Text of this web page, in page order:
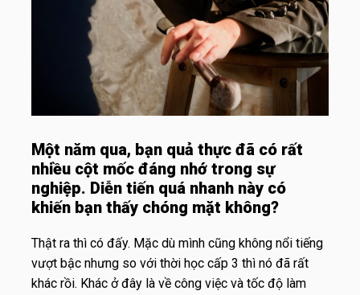
Một năm qua, bạn quả thực đã có rất
nhiều cột mốc đáng nhớ trong sự
nghiệp. Diễn tiến quá nhanh này có
khiến bạn thấy chóng mặt không?
Thật ra thì có đấy. Mặc dù mình cũng không nổi tiếng
vượt bậc nhưng so với thời học cấp 3 thì nó đã rất
khác rồi. Khác ở đây là về công việc và tốc độ làm